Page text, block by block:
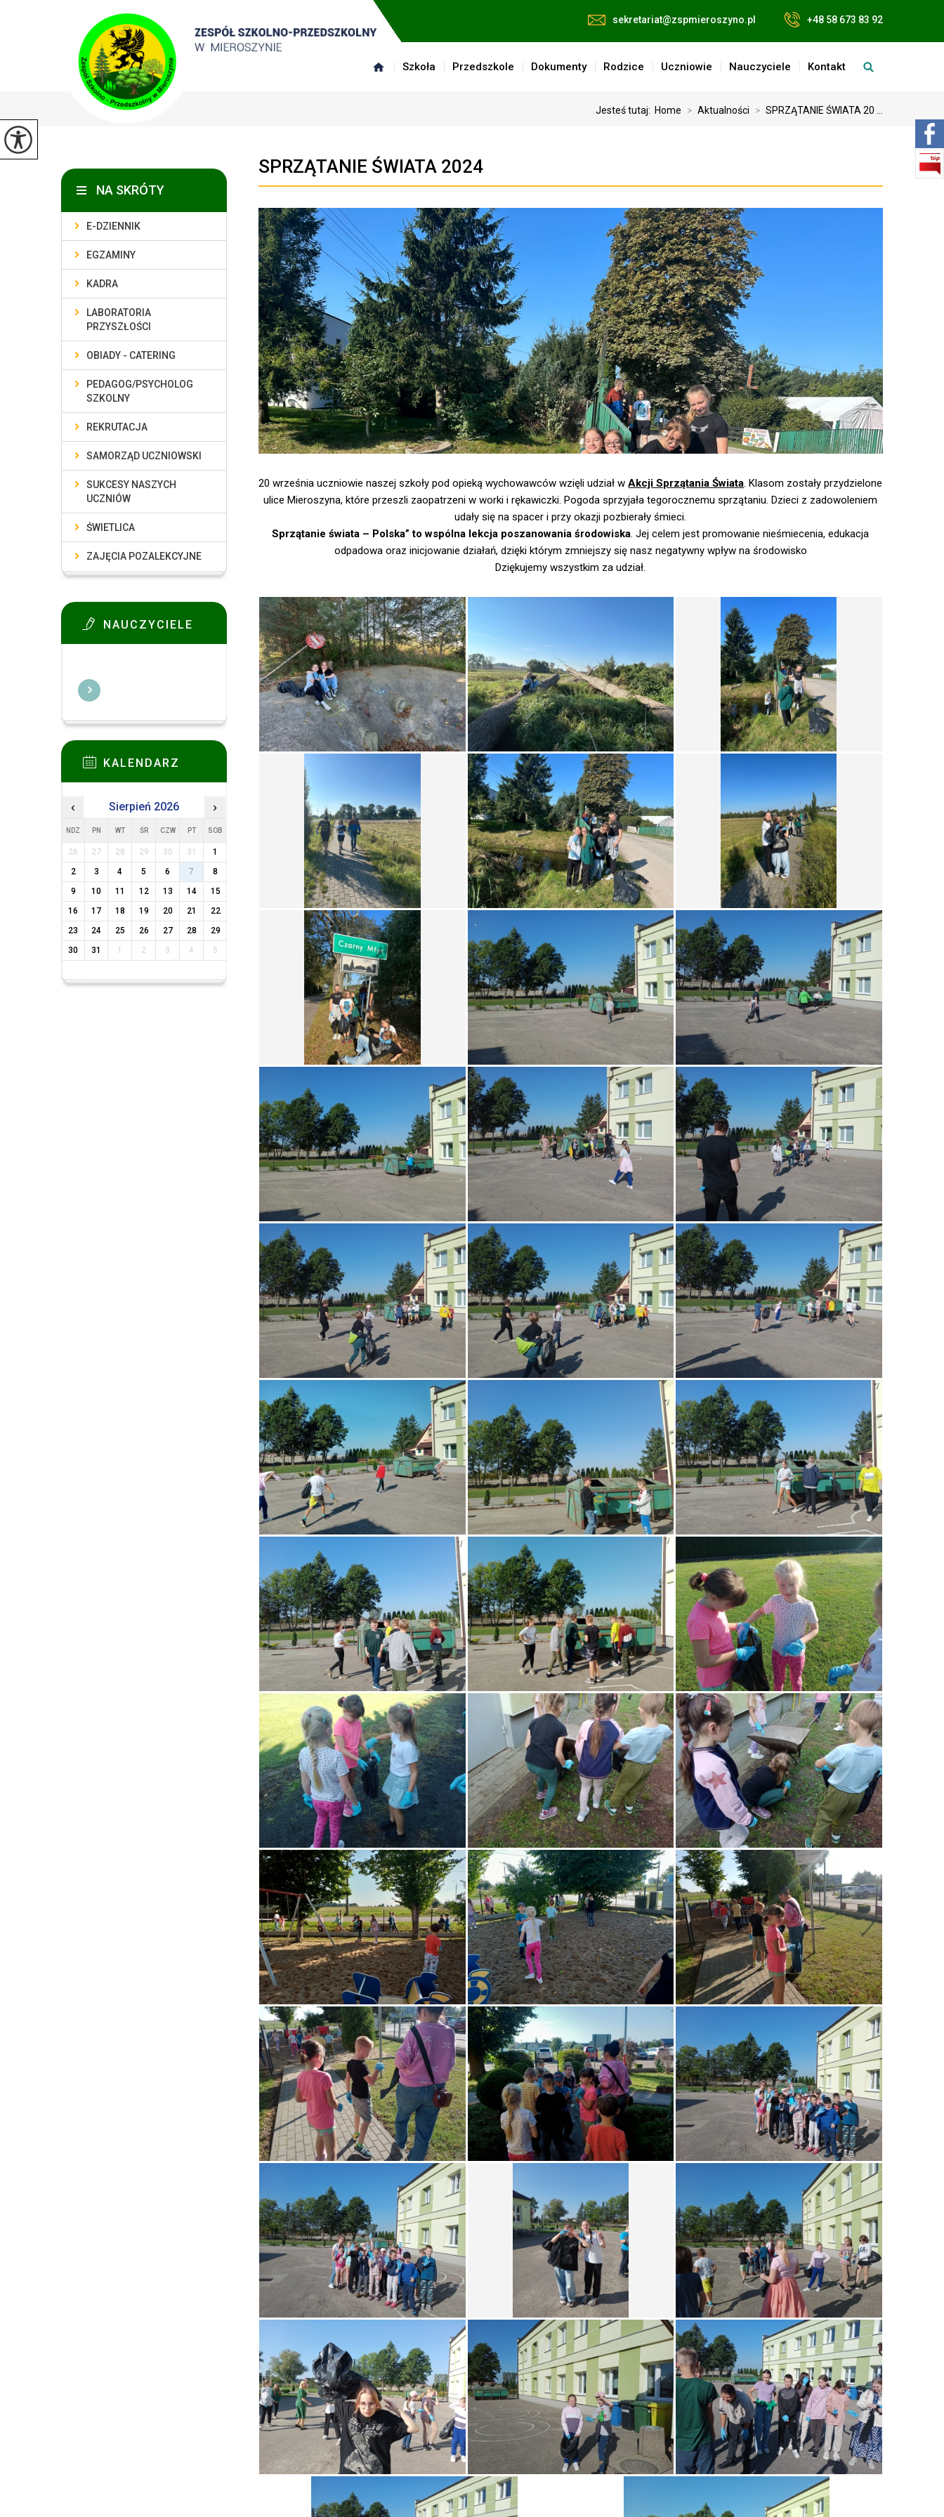
sekretariat@zspmieroszyno.pl +48 58 673 83 92
Szkoła Przedszkole Dokumenty Rodzice Uczniowie Nauczyciele Kontakt
Jesteś tutaj: Home > Aktualności > SPRZĄTANIE ŚWIATA 20 ...
SPRZĄTANIE ŚWIATA 2024
20 września uczniowie naszej szkoły pod opieką wychowawców wzięli udział wAkcji Sprzątania Świata. Klasom zostały przydzielone
ulice Mieroszyna, które przeszli zaopatrzeni w worki i rękawiczki. Pogoda sprzyjała tegorocznemu sprzątaniu. Dzieci z zadowoleniem
udały się na spacer i przy okazji pozbierały śmieci.
Sprzątanie świata – Polska” to wspólna lekcja poszanowania środowiska. Jej celem jest promowanie nieśmiecenia, edukacja
odpadowa oraz inicjowanie działań, dzięki którym zmniejszy się nasz negatywny wpływ na środowisko
Dziękujemy wszystkim za udział.
NA SKRÓTY
E-DZIENNIK
EGZAMINY
KADRA
LABORATORIA
PRZYSZŁOŚCI
OBIADY - CATERING
PEDAGOG/PSYCHOLOG
SZKOLNY
REKRUTACJA
SAMORZĄD UCZNIOWSKI
SUKCESY NASZYCH
UCZNIÓW
ŚWIETLICA
ZAJĘCIA POZALEKCYJNE
NAUCZYCIELE
KALENDARZ
‹ Sierpień 2026 ›
NDZ PN WT ŚR CZW PT SOB
26 27 28 29 30 31
1
2
3 4 5 6 7
8
9
10 11 12 13 14
15
16
17 18 19 20 21
22
23
24 25 26 27 28
29
30
31 1 2 3 4 5